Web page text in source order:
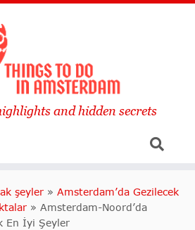
and hidden secrets
şeyler » Amsterdam’da Gezilecek
» Amsterdam-Noord’da
En İyi Şeyler